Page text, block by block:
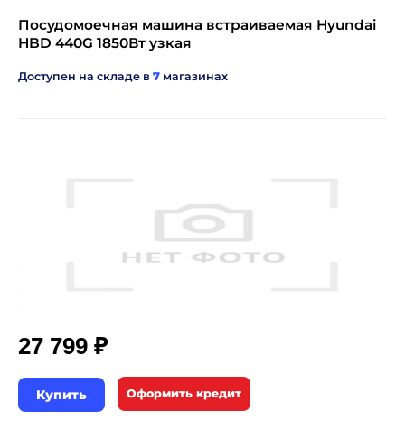
Посудомоечная машина встраиваемая Hyundai
HBD 440G 1850Вт узкая
Доступен на складе в 7 магазинах
27 799 ₽
Купить Оформить кредит